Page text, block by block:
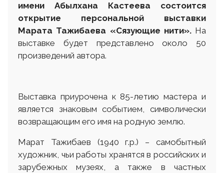
имени Абылхана Кастеева состоится
открытие персональной выставки
Марата Тажибаева «Сязующие нити».На
выставке будет представлено около 50
произведений автора.
Выставка приурочена к 85-летию мастера и
является знаковым событием, символически
возвращающим его имя на родную землю.
Марат Тажибаев (1940 г.р.) – самобытный
художник, чьи работы хранятся в российских и
зарубежных музеях, а также в частных